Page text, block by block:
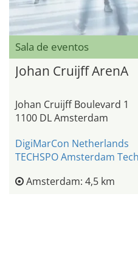
Sala de eventos
Johan Cruijff ArenA
Johan Cruijff Boulevard 1
1100 DL Amsterdam
DigiMarCon Netherlands
TECHSPO Amsterdam
Amsterdam: 4,5 km